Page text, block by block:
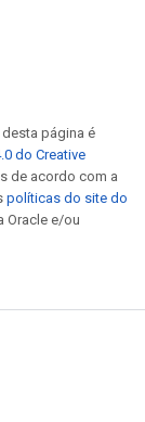
página é
do Creative
de acordo com a
políticas do site do
Oracle e/ou